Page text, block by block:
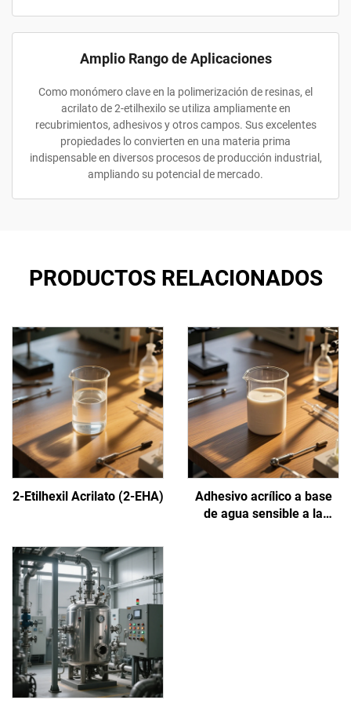
Amplio Rango de Aplicaciones
Como monómero clave en la polimerización de resinas, el
acrilato de 2-etilhexilo se utiliza ampliamente en
recubrimientos, adhesivos y otros campos. Sus excelentes
propiedades lo convierten en una materia prima
indispensable en diversos procesos de producción industrial,
ampliando su potencial de mercado.
PRODUCTOS RELACIONADOS
2-Etilhexil Acrilato (2-EHA)
Adhesivo acrílico a base
de agua sensible a la